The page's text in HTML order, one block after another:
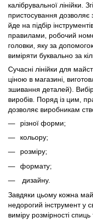
калібрувальної лінійки.
пристосування
йде на підбір
правилами, робочий
головки, яку за
виміряти буквально за
Сучасні лінійки для
ціною в магазині,
зшивання деталей). Вибір
виробів. Поряд із цим,
дозволяє виробникам
різної форми;
кольору;
розміру;
формату;
дизайну.
Завдяки цьому кожна
недорогий інструмент у
виміру розмірності спиць